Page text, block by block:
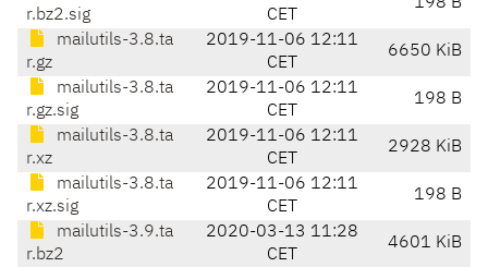
r.bz2.sig
CET
mailutils-3.8.ta
r.gz
2019-11-06 12:11
CET
6650 KiB
mailutils-3.8.ta
r.gz.sig
2019-11-06 12:11
CET
198 B
mailutils-3.8.ta
r.xz
2019-11-06 12:11
CET
2928 KiB
mailutils-3.8.ta
r.xz.sig
2019-11-06 12:11
CET
198 B
mailutils-3.9.ta
r.bz2
2020-03-13 11:28
CET
4601 KiB